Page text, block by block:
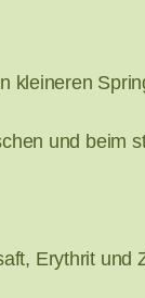
kleineren
und beim
Erythrit und